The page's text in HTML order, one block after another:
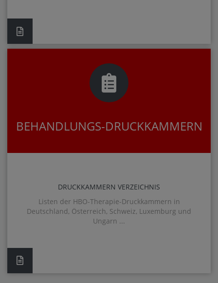
BEHANDLUNGS-DRUCKKAMMERN
DRUCKKAMMERN VERZEICHNIS
Listen der HBO-Therapie-Druckkammern in
Deutschland, Österreich, Schweiz, Luxemburg und
Ungarn ...